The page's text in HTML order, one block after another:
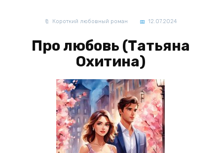
Короткий любовный роман 12.07.2024
Про любовь (Татьяна
Охитина)